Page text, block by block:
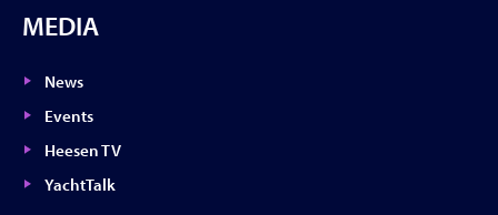
MEDIA
News
Events
Heesen TV
YachtTalk